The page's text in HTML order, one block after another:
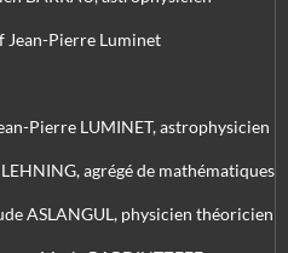
Jean-Pierre Luminet
Pierre LUMINET, astrophysicien
agrégé de mathématiques
ASLANGUL, physicien théoricien